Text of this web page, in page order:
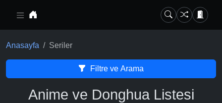
Anasayfa Seriler
Filtre ve Arama
Anime ve Donghua Listesi